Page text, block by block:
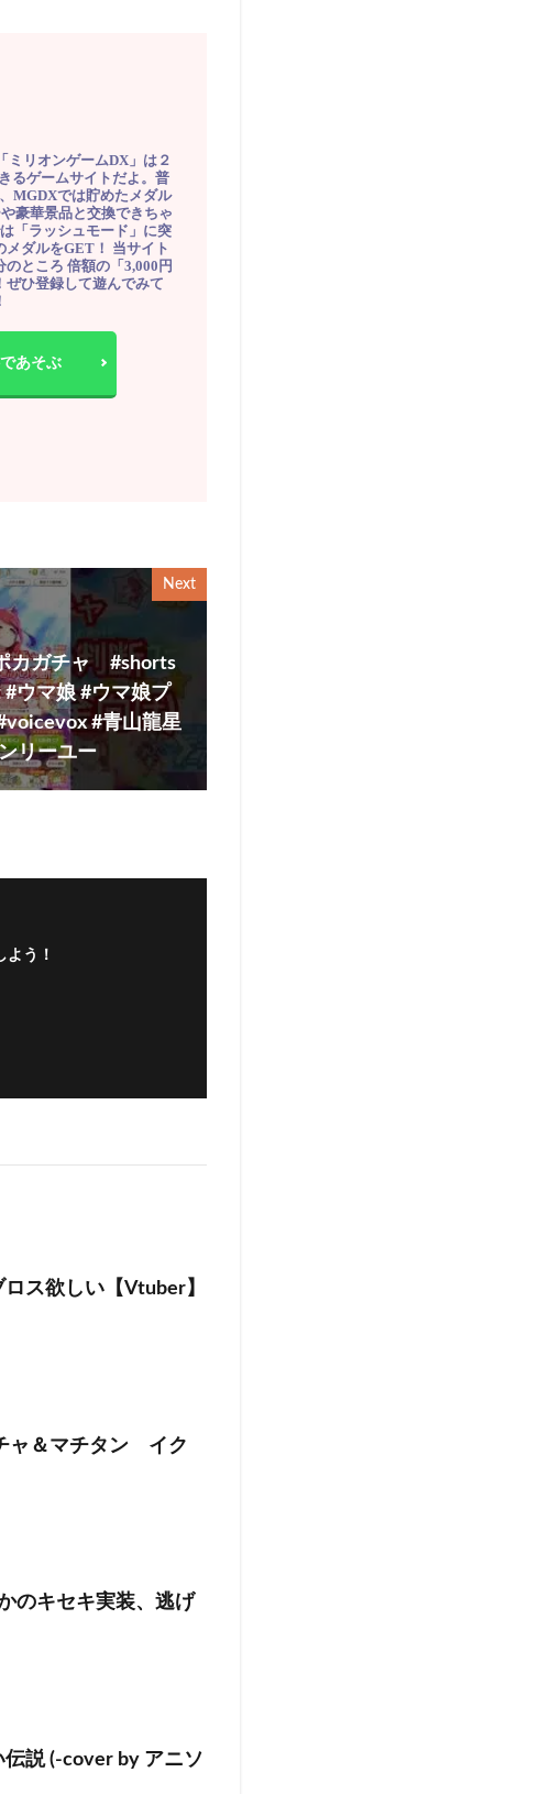
ミリオンゲームDX」は２
るゲームサイトだよ。普
MGDXでは貯めたメダル
豪華景品と交換できちゃ
「ラッシュモード」に突
メダルをGET！ 当サイト
ところ 倍額の「3,000円
ひ登録して遊んでみて
あそぶ
Next
カガチャ #shorts
ウマ娘 #ウマ娘プ
#青山龍星
リーユー
よう！
ス欲しい【Vtuber】
ャ＆マチタン イク
のキセキ実装、逃げ
伝説 (-cover by アニソ